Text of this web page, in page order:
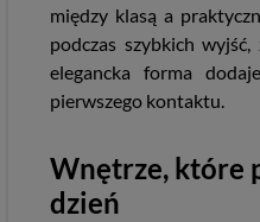
między klasą a
podczas szybkich
elegancka forma
pierwszego kontaktu.
Wnętrze, które
dzień